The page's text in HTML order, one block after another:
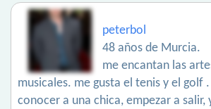
peterbol
48 años de Murcia.
me encantan las
musicales. me gusta el tenis y el golf
conocer a una chica, empezar a salir,